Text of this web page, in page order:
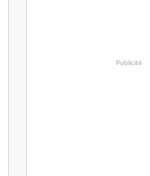
Publicité